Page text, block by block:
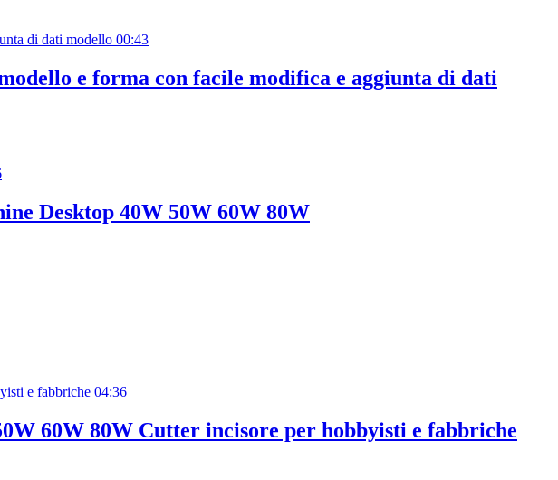
00:43
e forma con facile modifica e aggiunta di dati
Desktop 40W 50W 60W 80W
04:36
60W 80W Cutter incisore per hobbyisti e fabbriche